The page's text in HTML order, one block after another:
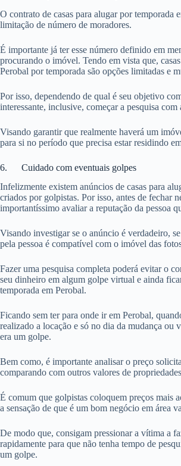
O contrato de casas para alugar por temporada
limitação de número de moradores.
É importante já ter esse número definido em
procurando o imóvel. Tendo em vista que,
Perobal por temporada são opções limitadas e
Por isso, dependendo de qual é seu objetivo
interessante, inclusive, começar a pesquisa com
Visando garantir que realmente haverá um
para si no período que precisa estar residindo
6. Cuidado com eventuais golpes
Infelizmente existem anúncios de casas para
criados por golpistas. Por isso, antes de fechar
importantíssimo avaliar a reputação da pessoa
Visando investigar se o anúncio é verdadeiro,
pela pessoa é compatível com o imóvel das
Fazer uma pesquisa completa poderá evitar o
seu dinheiro em algum golpe virtual e ainda
temporada em Perobal.
Ficando sem ter para onde ir em Perobal,
realizado a locação e só no dia da mudança ou
era um golpe.
Bem como, é importante analisar o preço
comparando com outros valores de
É comum que golpistas coloquem preços mais
a sensação de que é um bom negócio em área
De modo que, consigam pressionar a vítima a
rapidamente para que não tenha tempo de
um golpe.